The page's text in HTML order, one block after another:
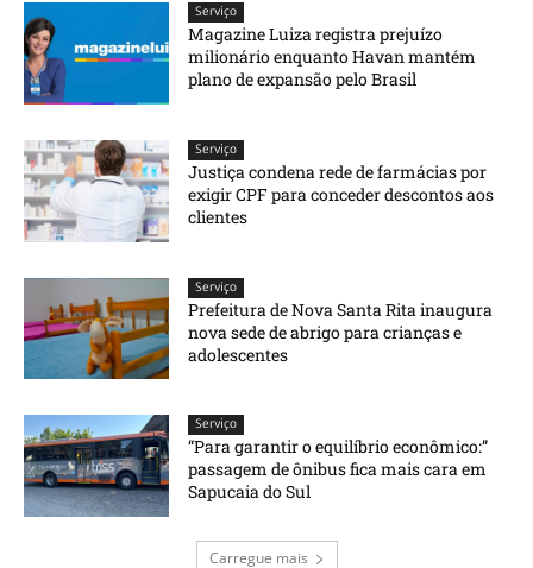
Serviço
Magazine Luiza registra prejuízo
milionário enquanto Havan mantém
plano de expansão pelo Brasil
Serviço
Justiça condena rede de farmácias por
exigir CPF para conceder descontos aos
clientes
Serviço
Prefeitura de Nova Santa Rita inaugura
nova sede de abrigo para crianças e
adolescentes
Serviço
“Para garantir o equilíbrio econômico:”
passagem de ônibus fica mais cara em
Sapucaia do Sul
Carregue mais